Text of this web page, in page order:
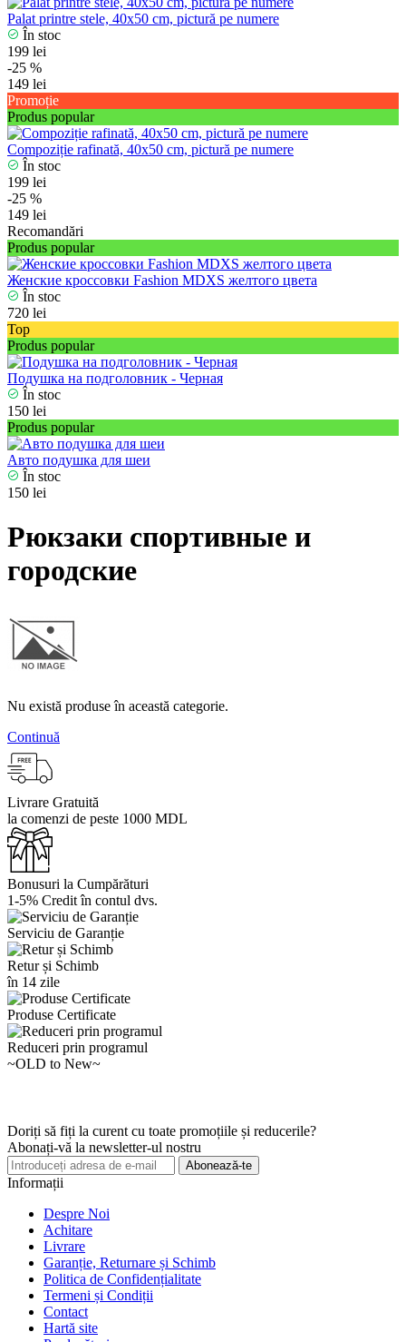
Palat printre stele, 40x50 cm, pictură pe numere
În stoc
199 lei
-25 %
149 lei
Promoție
Produs popular
Compoziție rafinată, 40x50 cm, pictură pe numere
În stoc
199 lei
-25 %
149 lei
Recomandări
Produs popular
Женские кроссовки Fashion MDXS желтого цвета
În stoc
720 lei
Top
Produs popular
Подушка на подголовник - Черная
În stoc
150 lei
Produs popular
Авто подушка для шеи
În stoc
150 lei
Рюкзаки спортивные и
городские
Nu există produse în această categorie.
Continuă
Livrare Gratuită
la comenzi de peste 1000 MDL
Bonusuri la Cumpărături
1-5% Credit în contul dvs.
Serviciu de Garanție
Retur și Schimb
în 14 zile
Produse Certificate
Reduceri prin programul
~OLD to New~
Doriți să fiți la curent cu toate promoțiile și reducerile?
Abonați-vă la newsletter-ul nostru
Abonează-te
Informații
Despre Noi
Achitare
Livrare
Garanție, Returnare și Schimb
Politica de Confidențialitate
Termeni și Condiții
Contact
Hartă site